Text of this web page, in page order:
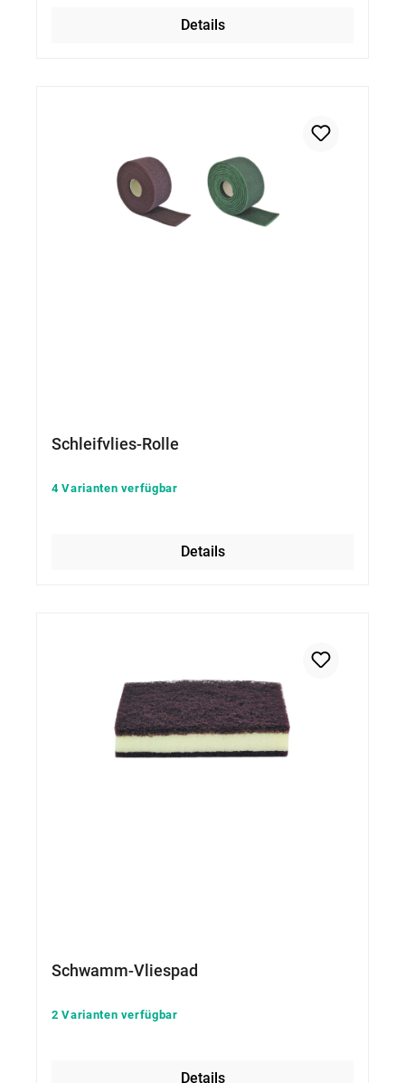
Details
Schleifvlies-Rolle
4 Varianten verfügbar
Details
Schwamm-Vliespad
2 Varianten verfügbar
Details